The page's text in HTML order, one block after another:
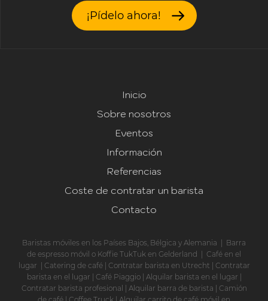
¡Pídelo ahora!
Inicio
Sobre nosotros
Eventos
Información
Referencias
Coste de contratar un barista
Contacto
Baristas móviles en los Países Bajos, Bélgica y Alemania
Barra
de espresso móvil o Koffie TukTuk en Gelderland
Café en el
lugar
Catering de café| Contratar barista en Utrecht
Contratar
barista en el lugar
Café Piaggio| Alquilar barista en el lugar
Contratar barista profesional
Alquilar barra de barista
Camión